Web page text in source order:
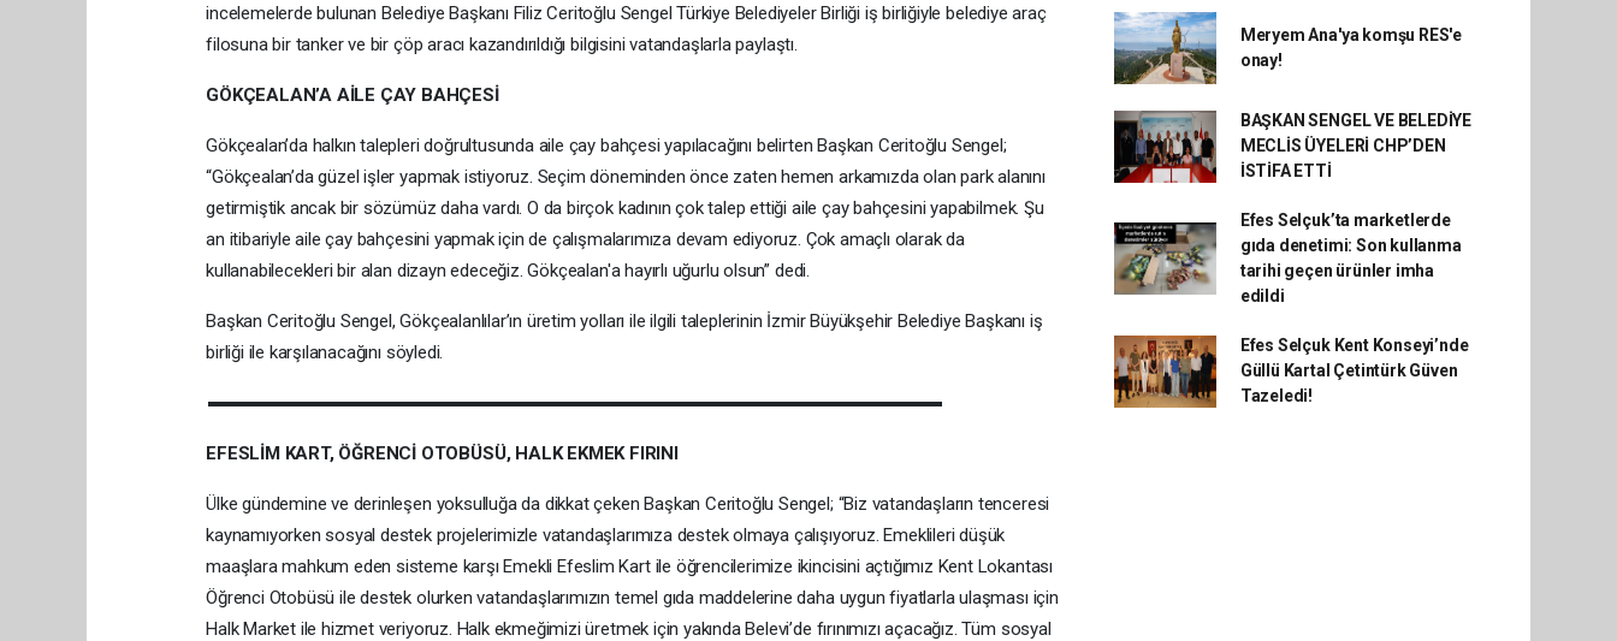
incelemelerde bulunan Belediye Başkanı Filiz Ceritoğlu Sengel Türkiye Belediyeler Birliği iş birliğiyle belediye araç
filosuna bir tanker ve bir çöp aracı kazandırıldığı bilgisini vatandaşlarla paylaştı.
GÖKÇEALAN’A AİLE ÇAY BAHÇESİ
Gökçealan’da halkın talepleri doğrultusunda aile çay bahçesi yapılacağını belirten Başkan Ceritoğlu Sengel;
“Gökçealan’da güzel işler yapmak istiyoruz. Seçim döneminden önce zaten hemen arkamızda olan park alanını
getirmiştik ancak bir sözümüz daha vardı. O da birçok kadının çok talep ettiği aile çay bahçesini yapabilmek. Şu
an itibariyle aile çay bahçesini yapmak için de çalışmalarımıza devam ediyoruz. Çok amaçlı olarak da
kullanabilecekleri bir alan dizayn edeceğiz. Gökçealan'a hayırlı uğurlu olsun” dedi.
Başkan Ceritoğlu Sengel, Gökçealanlılar’ın üretim yolları ile ilgili taleplerinin İzmir Büyükşehir Belediye Başkanı iş
birliği ile karşılanacağını söyledi.
EFESLİM KART, ÖĞRENCİ OTOBÜSÜ, HALK EKMEK FIRINI
Ülke gündemine ve derinleşen yoksulluğa da dikkat çeken Başkan Ceritoğlu Sengel; “Biz vatandaşların tenceresi
kaynamıyorken sosyal destek projelerimizle vatandaşlarımıza destek olmaya çalışıyoruz. Emeklileri düşük
maaşlara mahkum eden sisteme karşı Emekli Efeslim Kart ile öğrencilerimize ikincisini açtığımız Kent Lokantası
Öğrenci Otobüsü ile destek olurken vatandaşlarımızın temel gıda maddelerine daha uygun fiyatlarla ulaşması için
Halk Market ile hizmet veriyoruz. Halk ekmeğimizi üretmek için yakında Belevi’de fırınımızı açacağız. Tüm sosyal
Meryem Ana'ya komşu RES'e
onay!
BAŞKAN SENGEL VE BELEDİYE
MECLİS ÜYELERİ CHP’DEN
İSTİFA ETTİ
Efes Selçuk’ta marketlerde
gıda denetimi: Son kullanma
tarihi geçen ürünler imha
edildi
Efes Selçuk Kent Konseyi’nde
Güllü Kartal Çetintürk Güven
Tazeledi!